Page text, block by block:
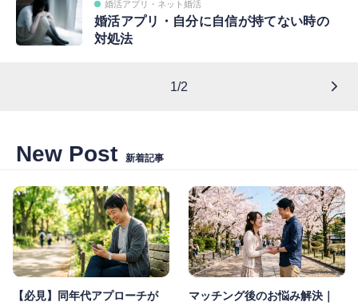
婚活アプリ・ネット婚活
婚活アプリ・自分に自信が持てない時の
対処法
1/2
New Post 新着記事
【必見】同年代アプローチが
マッチング後のお悩み解決｜